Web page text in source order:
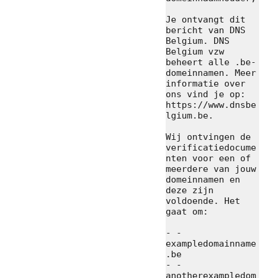
Je ontvangt dit
bericht van DNS
Belgium. DNS
Belgium vzw
beheert alle .be-
domeinnamen. Meer
informatie over
ons vind je op:
https://www.dnsbe
lgium.be.
Wij ontvingen de
verificatiedocume
nten voor een of
meerdere van jouw
domeinnamen en
deze zijn
voldoende. Het
gaat om:
- -
exampledomainname
.be
- -
anotherexampledom